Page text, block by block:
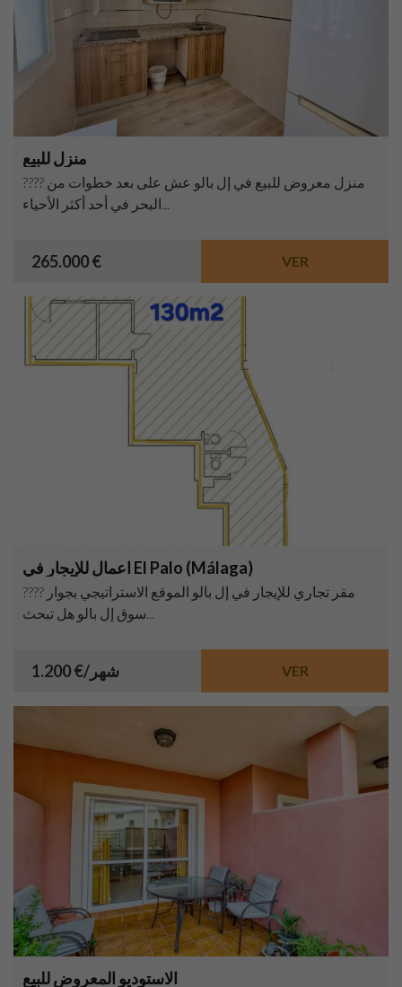
منزل للبيع
???? منزل معروض للبيع في إل بالو عش على بعد خطوات من
265.000 € VER
اعمال للإيجار في El Palo (Málaga)
???? مقر تجاري للإيجار في إل بالو الموقع الاستراتيجي بجوار
سوق إل بالو هل تبحث...
1.200 €/شهر VER
الاستوديو المعروض للبيع